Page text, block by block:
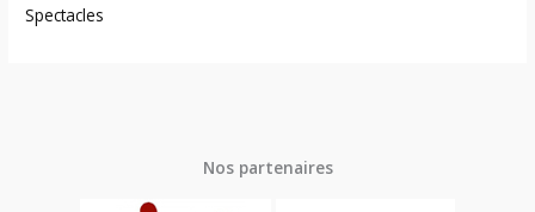
Spectacles
Nos partenaires